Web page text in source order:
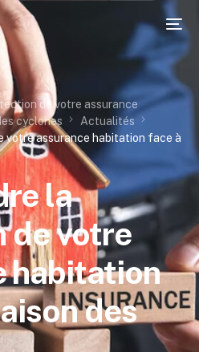
de votre assurance
cyclones
Actualités
votre assurance habitation face à
la
de votre
habitation
des